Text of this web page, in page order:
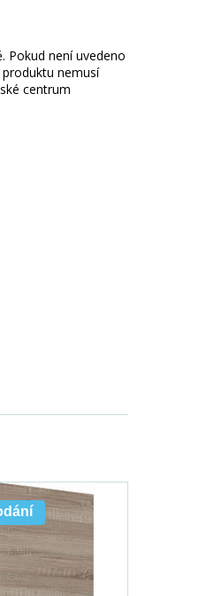
Pokud není uvedeno
nemusí
centrum